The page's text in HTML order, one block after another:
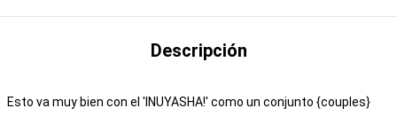
Descripción
Esto va muy bien con el 'INUYASHA!' como un conjunto {couples}